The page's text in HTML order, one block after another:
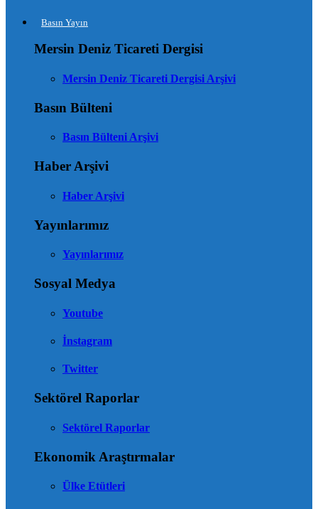
Basın Yayın
Mersin Deniz Ticareti Dergisi
Mersin Deniz Ticareti Dergisi Arşivi
Basın Bülteni
Basın Bülteni Arşivi
Haber Arşivi
Haber Arşivi
Yayınlarımız
Yayınlarımız
Sosyal Medya
Youtube
İnstagram
Twitter
Sektörel Raporlar
Sektörel Raporlar
Ekonomik Araştırmalar
Ülke Etütleri